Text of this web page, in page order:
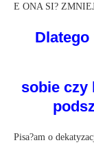
E ONA SI?
sobie czy
Pisa?am o